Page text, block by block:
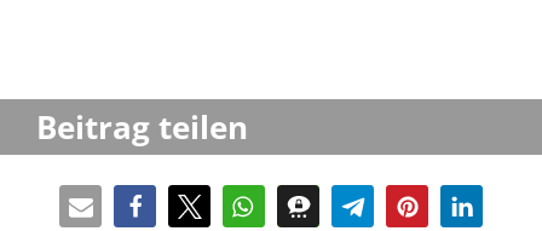
Beitrag teilen